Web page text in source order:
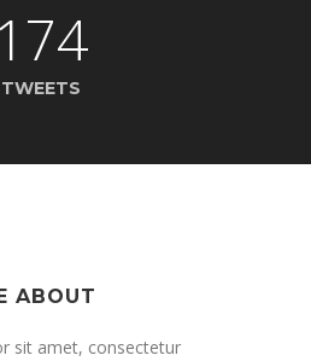
174
TWEETS
ABOUT
sit amet, consectetur